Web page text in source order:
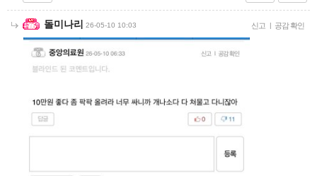
돌미나리 26-05-10 10:03 신고 | 공감 확인